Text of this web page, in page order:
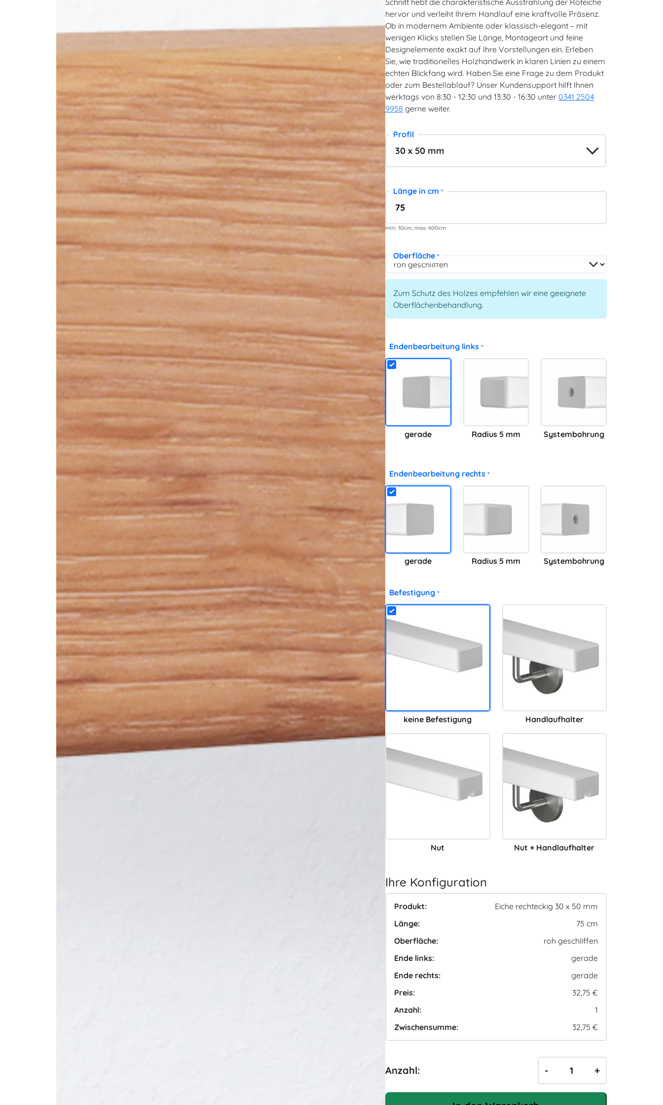
Schnitt hebt die charakteristische Ausstrahlung der Roteiche
hervor und verleiht Ihrem Handlauf eine kraftvolle Präsenz.
Ob in modernem Ambiente oder klassisch-elegant – mit
wenigen Klicks stellen Sie Länge, Montageart und feine
Designelemente exakt auf Ihre Vorstellungen ein. Erleben
Sie, wie traditionelles Holzhandwerk in klaren Linien zu einem
echten Blickfang wird. Haben Sie eine Frage zu dem Produkt
oder zum Bestellablauf? Unser Kundensupport hilft Ihnen
werktags von 8:30 - 12:30 und 13:30 - 16:30 unter0341 2504
9958 gerne weiter.
Profil
Länge in cm *
min: 10 max: 600
Oberfläche *
Zum Schutz des Holzes empfehlen wir eine geeignete
Oberflächenbehandlung.
Endenbearbeitung links *
gerade Radius 5 mm Systembohrung
Endenbearbeitung rechts *
gerade Radius 5 mm Systembohrung
Befestigung *
keine Befestigung Handlaufhalter
Nut Nut + Handlaufhalter
Ihre Konfiguration
Produkt:
Eiche rechteckig 30 x 50 mm
Länge:
75 cm
Oberfläche:
roh geschliffen
Ende links:
gerade
Ende rechts:
gerade
Preis:
32,75 €
Anzahl:
1
Zwischensumme:
32,75 €
-
l
+